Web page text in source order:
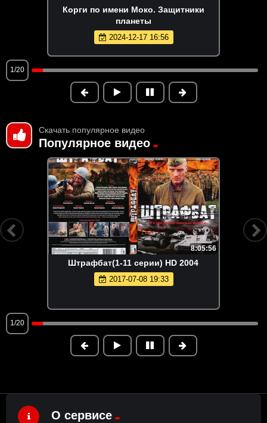
Корги по имени Моко. Защитники
планеты
2024-12-17 16:56
1/20
Скачать популярное видео
Популярное видео
8:05:56
Штрафбат(1-11 серии) HD 2004
2017-07-08 19:33
1/20
О сервисе